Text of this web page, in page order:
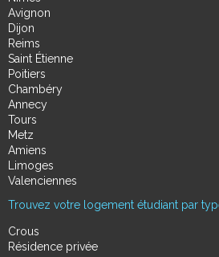
Avignon
Dijon
Reims
Saint Étienne
Poitiers
Chambéry
Annecy
Tours
Metz
Amiens
Limoges
Valenciennes
Trouvez votre logement étudiant par
Crous
Résidence privée